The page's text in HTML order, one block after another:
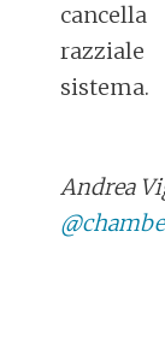
sistema.
Andrea